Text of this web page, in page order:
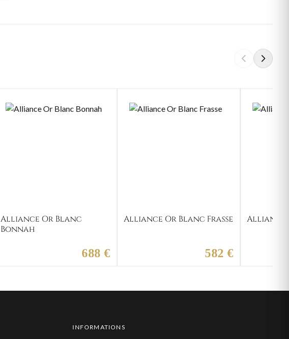
Alliance Or Blanc
Bonnah
688 €
Alliance Or Blanc Frasse
582 €
Alliance
INFORMATIONS